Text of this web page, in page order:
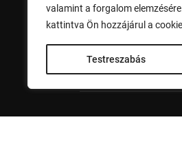
valamint a forgalom
kattintva Ön hozzájárul a
Testreszabás
Adatvédelem